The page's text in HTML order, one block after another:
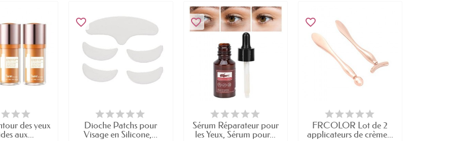
des yeux
aux...
favorite_border
Dioche Patchs pour
Visage en Silicone,...
favorite_border
Sérum Réparateur pour
les Yeux, Sérum pour...
favorite_border
FRCOLOR Lot de 2
applicateurs de crème...